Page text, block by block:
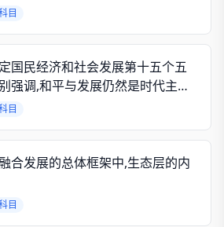
目
国民经济和社会发展第十五个五
强调,和平与发展仍然是时代主
目
合发展的总体框架中,生态层的内
目